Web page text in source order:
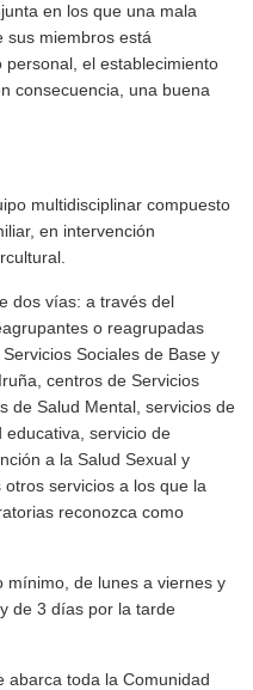
en los que una mala
sus miembros está
el establecimiento
consecuencia, una buena
multidisciplinar compuesto
en intervención
dos vías: a través del
o reagrupadas
Sociales de Base y
centros de Servicios
de Salud Mental, servicios de
servicio de
a la Salud Sexual y
servicios a los que la
reconozca como
mínimo, de lunes a viernes y
de 3 días por la tarde
abarca toda la Comunidad